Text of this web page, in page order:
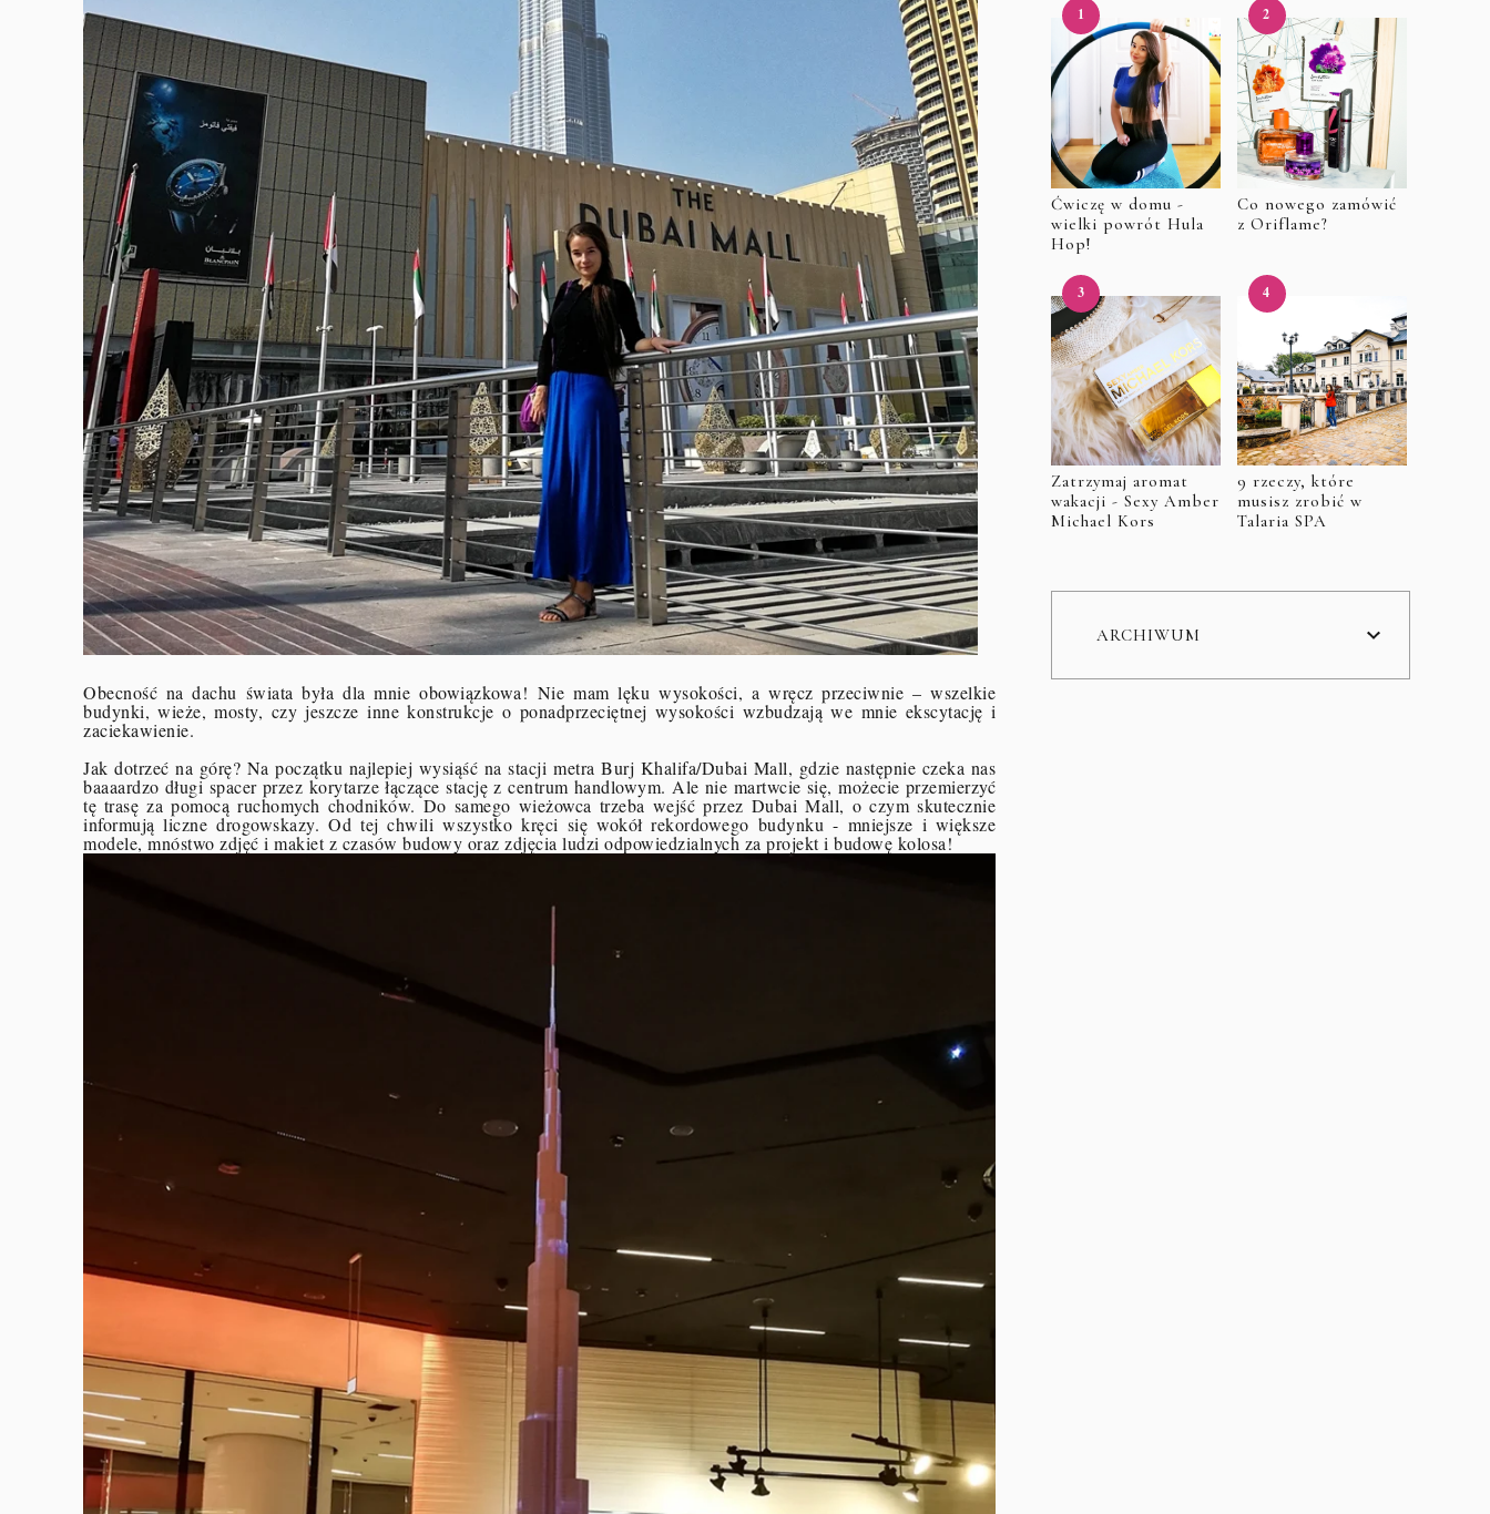
Obecność na dachu świata była dla mnie obowiązkowa! Nie mam lęku wysokości, a wręcz przeciwnie – wszelkie
budynki, wieże, mosty, czy jeszcze inne konstrukcje o ponadprzeciętnej wysokości wzbudzają we mnie ekscytację i
zaciekawienie.
Jak dotrzeć na górę? Na początku najlepiej wysiąść na stacji metra Burj Khalifa/Dubai Mall, gdzie następnie czeka nas
baaaardzo długi spacer przez korytarze łączące stację z centrum handlowym. Ale nie martwcie się, możecie przemierzyć
tę trasę za pomocą ruchomych chodników. Do samego wieżowca trzeba wejść przez Dubai Mall, o czym skutecznie
informują liczne drogowskazy. Od tej chwili wszystko kręci się wokół rekordowego budynku - mniejsze i większe
modele, mnóstwo zdjęć i makiet z czasów budowy oraz zdjęcia ludzi odpowiedzialnych za projekt i budowę kolosa!
Ćwiczę w domu -
wielki powrót Hula
Hop!
Co nowego zamówić
z Oriflame?
Zatrzymaj aromat
wakacji - Sexy Amber
Michael Kors
9 rzeczy, które
musisz zrobić w
Talaria SPA
ARCHIWUM